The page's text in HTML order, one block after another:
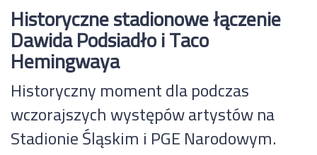
Historyczne stadionowe łączenie
Dawida Podsiadło i Taco
Hemingwaya
Historyczny moment dla podczas
wczorajszych występów artystów na
Stadionie Śląskim i PGE Narodowym.